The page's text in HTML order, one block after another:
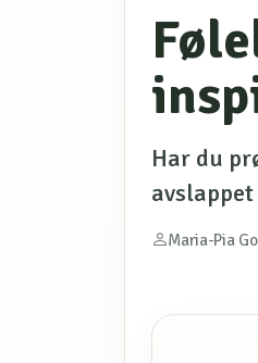
Har du
Maria-Pia